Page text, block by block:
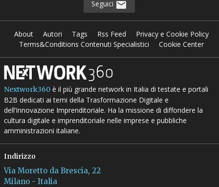
Seguici
About Autori Tags Rss Feed
Privacy e Cookie Policy
Terms&Conditions Contenuti Specialistici
Cookie Center
Nextwork360è il più grande network in Italia di testate e portali
B2B dedicati ai temi della Trasformazione Digitale e
dell’Innovazione Imprenditoriale. Ha la missione di diffondere la
cultura digitale e imprenditoriale nelle imprese e pubbliche
amministrazioni italiane.
Indirizzo
Via Moretto da Brescia, 22
Milano - Italia